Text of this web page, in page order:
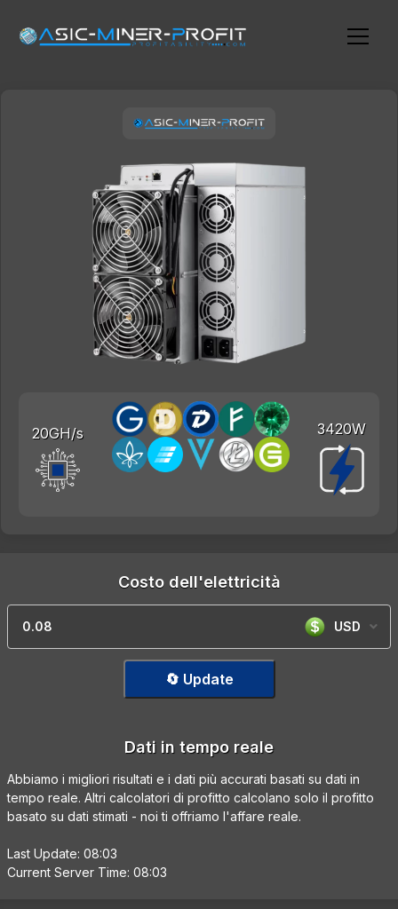
20GH/s 3420W
Costo dell'elettricità
USD
🔄 Update
Dati in tempo reale
Abbiamo i migliori risultati e i dati più accurati basati su dati in
tempo reale. Altri calcolatori di profitto calcolano solo il profitto
basato su dati stimati - noi ti offriamo l'affare reale.
Last Update: 08:03
Current Server Time: 08:03